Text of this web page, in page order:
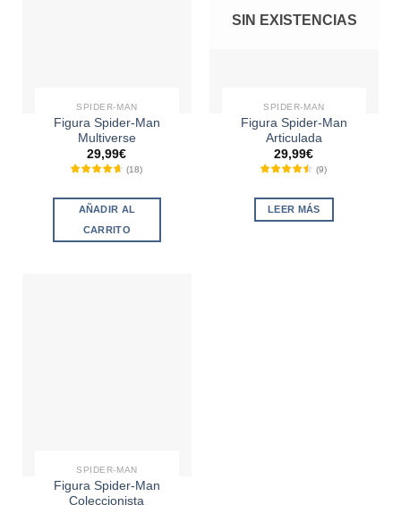
SPIDER-MAN
Figura Spider-Man
Multiverse
29,99€
(18)
AÑADIR AL
CARRITO
SIN EXISTENCIAS
SPIDER-MAN
Figura Spider-Man
Articulada
29,99€
(9)
LEER MÁS
SPIDER-MAN
Figura Spider-Man
Coleccionista